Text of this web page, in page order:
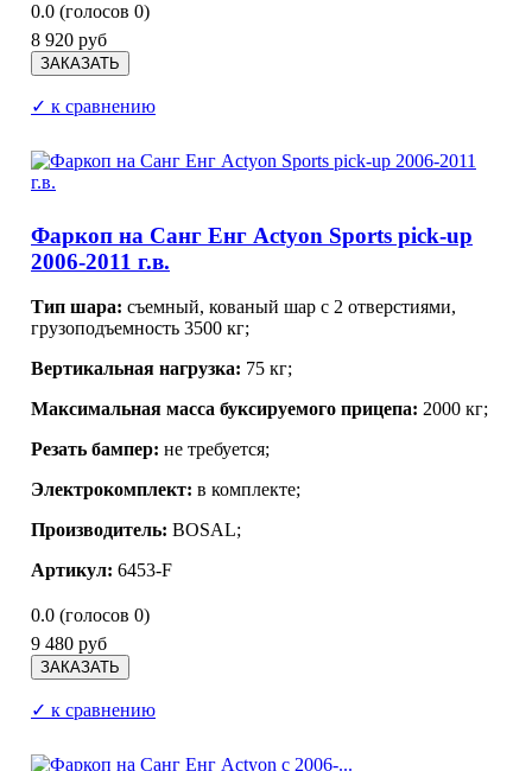
0.0 (голосов 0)
8 920 руб
✓ к сравнению
Фаркоп на Санг Енг Actyon Sports pick-up
2006-2011 г.в.
Тип шара: съемный, кованый шар с 2 отверстиями,
грузоподъемность 3500 кг;
Вертикальная нагрузка: 75 кг;
Максимальная масса буксируемого прицепа: 2000 кг;
Резать бампер: не требуется;
Электрокомплект: в комплекте;
Производитель: BOSAL;
Артикул: 6453-F
0.0 (голосов 0)
9 480 руб
✓ к сравнению